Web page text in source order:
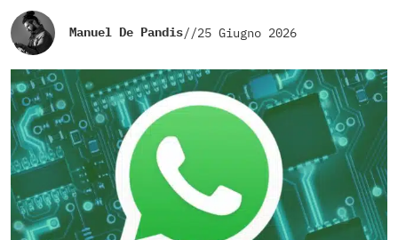
Manuel De Pandis//25 Giugno 2026